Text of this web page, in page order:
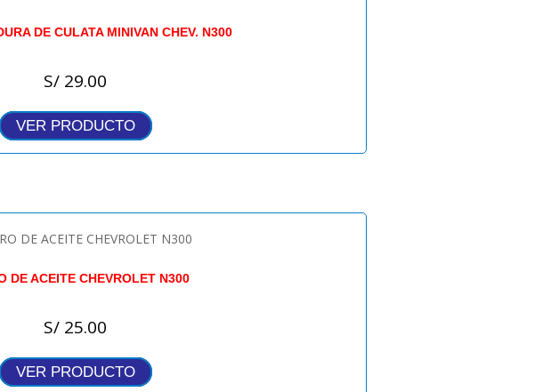
DE CULATA MINIVAN CHEV. N300
S/ 29.00
VER PRODUCTO
DE ACEITE CHEVROLET N300
S/ 25.00
VER PRODUCTO